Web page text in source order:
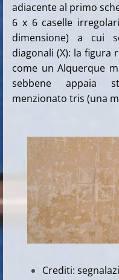
adiacente al primo
6 x 6 caselle
dimensione) a cui
diagonali (X): la figura
come un Alquerque
sebbene appaia
menzionato tris (una
Crediti: